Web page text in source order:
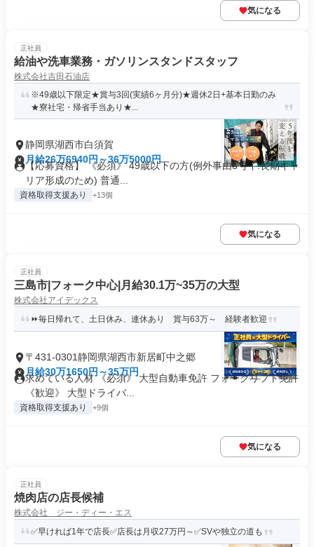
気になる
正社員
給油や洗車業務・ガソリンスタンドスタッフ
株式会社吉田石油店
※49歳以下限定★賞与3回(実績6ヶ月分)★週休2日+基本日勤のみ
★寮社宅・帰省手当あり★...
静岡県湖西市白須賀
月給26万6940円～36万5000円
【応募資格】 《必須》 49歳以下の方(例外事由3号イ:長期キャ
リア形成のため) 普通...
資格取得支援あり +13個
気になる
正社員
三島市|フォーク中心|月給30.1万~35万の大型
株式会社アイデックス
⏩毎日帰れて、土日休み、連休あり 賞与63万～ 経験者歓迎
〒431-0301静岡県湖西市新居町中之郷
月給30万1650円～35万円
求めている人材 《必須》 大型自動車免許 フォークリフト免許
《歓迎》 大型ドライバ...
資格取得支援あり +9個
気になる
正社員
焼肉店の店長候補
株式会社 ジー・ディー・エス
✅早ければ1年で店長✅店長は月収27万円～✅SVや独立の道も